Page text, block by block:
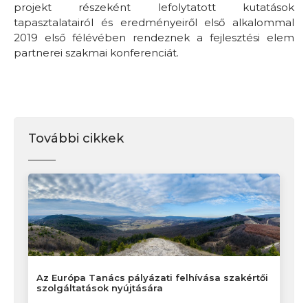
projekt részeként lefolytatott kutatások
tapasztalatairól és eredményeiről első alkalommal
2019 első félévében rendeznek a fejlesztési elem
partnerei szakmai konferenciát.
További cikkek
Az Európa Tanács pályázati felhívása szakértői
szolgáltatások nyújtására